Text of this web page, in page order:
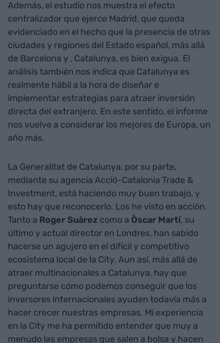
Además, el estudio nos muestra el efecto
centralizador que ejerce Madrid, que queda
evidenciado en el hecho que la presencia de otras
ciudades y regiones del Estado español, más allá
de Barcelona y , Catalunya, es bien exigua. El
análisis también nos indica que Catalunya es
realmente hábil a la hora de diseñar e
implementar estrategias para atraer inversión
directa del extranjero. En este sentido, el informe
nos vuelve a considerar los mejores de Europa, un
año más.
La Generalitat de Catalunya, por su parte,
mediante su agencia Acció-Catalonia Trade &
Investment, está haciendo muy buen trabajo, y
esto hay que reconocerlo. Los he visto en acción.
Tanto a Roger Suàrez como a Òscar Martí, su
último y actual director en Londres, han sabido
hacerse un agujero en el difícil y competitivo
ecosistema local de la City. Aun así, más allá de
atraer multinacionales a Catalunya, hay que
preguntarse cómo podemos conseguir que los
inversores internacionales ayuden todavía más a
hacer crecer nuestras empresas. Mi experiencia
en la City me ha permitido entender que muy a
menudo las empresas que salen a bolsa y hacen